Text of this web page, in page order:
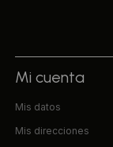
Mi cuenta
Mis datos
Mis direcciones